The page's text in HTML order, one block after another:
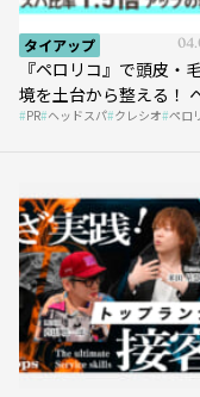
タイアップ
『ペロリコ』で頭皮・
境を土台から整える！
スパ比率1.5倍アップの
PR ヘッドスパ クレシオ ペロ